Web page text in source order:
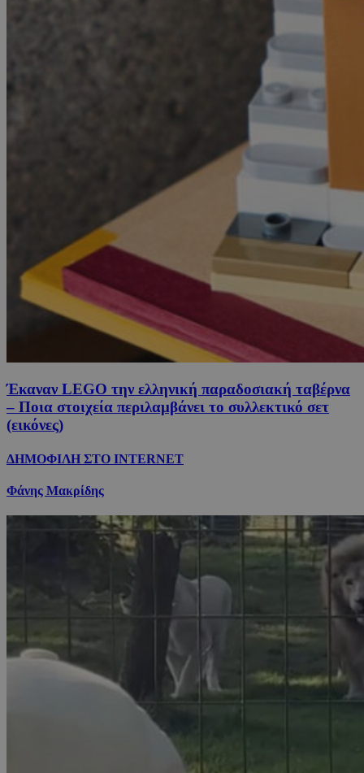
Έκαναν LEGO την ελληνική παραδοσιακή ταβέρνα
– Ποια στοιχεία περιλαμβάνει το συλλεκτικό σετ
(εικόνες)
ΔΗΜΟΦΙΛΗ ΣΤΟ INTERNET
Φάνης Μακρίδης